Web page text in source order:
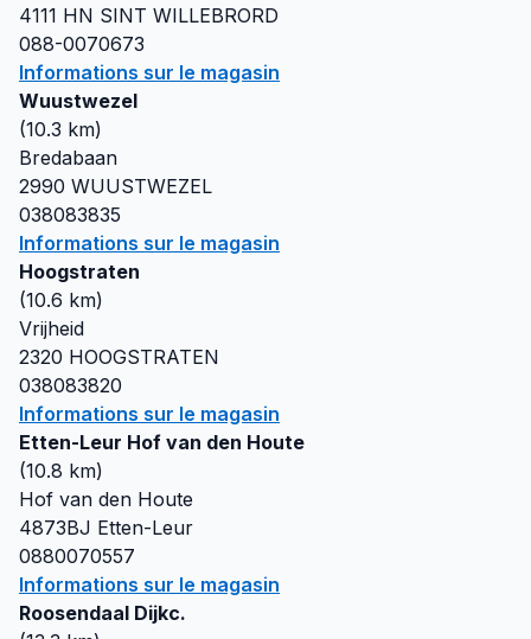
4111 HN SINT WILLEBRORD
088-0070673
Informations sur le magasin
Wuustwezel
(10.3 km)
Bredabaan
2990 WUUSTWEZEL
038083835
Informations sur le magasin
Hoogstraten
(10.6 km)
Vrijheid
2320 HOOGSTRATEN
038083820
Informations sur le magasin
Etten-Leur Hof van den Houte
(10.8 km)
Hof van den Houte
4873BJ Etten-Leur
0880070557
Informations sur le magasin
Roosendaal Dijkc.